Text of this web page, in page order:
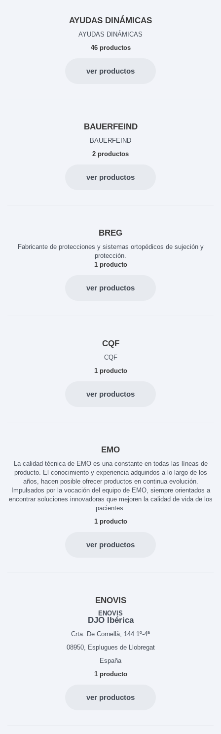
AYUDAS DINÁMICAS
AYUDAS DINÁMICAS
46 productos
ver productos
BAUERFEIND
BAUERFEIND
2 productos
ver productos
BREG
Fabricante de protecciones y sistemas ortopédicos de sujeción y
protección.
1 producto
ver productos
CQF
CQF
1 producto
ver productos
EMO
La calidad técnica de EMO es una constante en todas las líneas de
producto. El conocimiento y experiencia adquiridos a lo largo de los
años, hacen posible ofrecer productos en continua evolución.
Impulsados por la vocación del equipo de EMO, siempre orientados a
encontrar soluciones innovadoras que mejoren la calidad de vida de los
pacientes.
1 producto
ver productos
ENOVIS
ENOVIS
DJO Ibérica
Crta. De Cornellà, 144 1º-4ª
08950, Esplugues de Llobregat
España
1 producto
ver productos